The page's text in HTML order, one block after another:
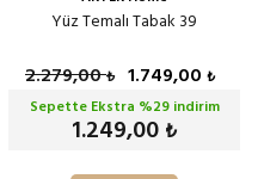
Yüz Temalı Tabak 39
2.279,00₺ 1.749,00 ₺
Sepette Ekstra %29indirim
1.249,00 ₺